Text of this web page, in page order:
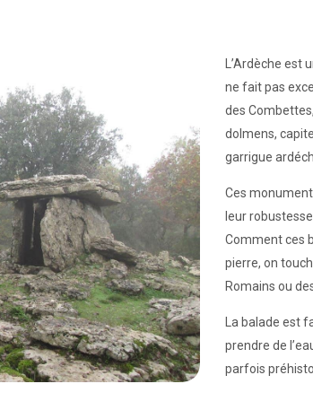
L’Ardèche est
ne fait pas
des
dolmens,
garrigue
Ces
leur
Comment ces
pierre, on
Romains ou
La balade est
prendre de
parfois